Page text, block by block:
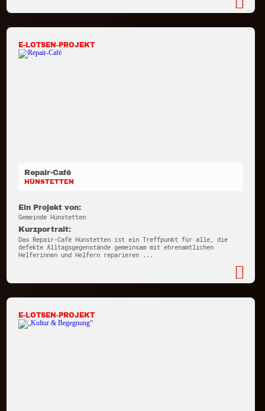
E-LOTSEN-PROJEKT
Repair-Café
HÜNSTETTEN
Ein Projekt von:
Gemeinde Hünstetten
Kurzportrait:
Das Repair-Café Hünstetten ist ein Treffpunkt für alle, die
defekte Alltagsgegenstände gemeinsam mit ehrenamtlichen
Helferinnen und Helfern reparieren ...
E-LOTSEN-PROJEKT